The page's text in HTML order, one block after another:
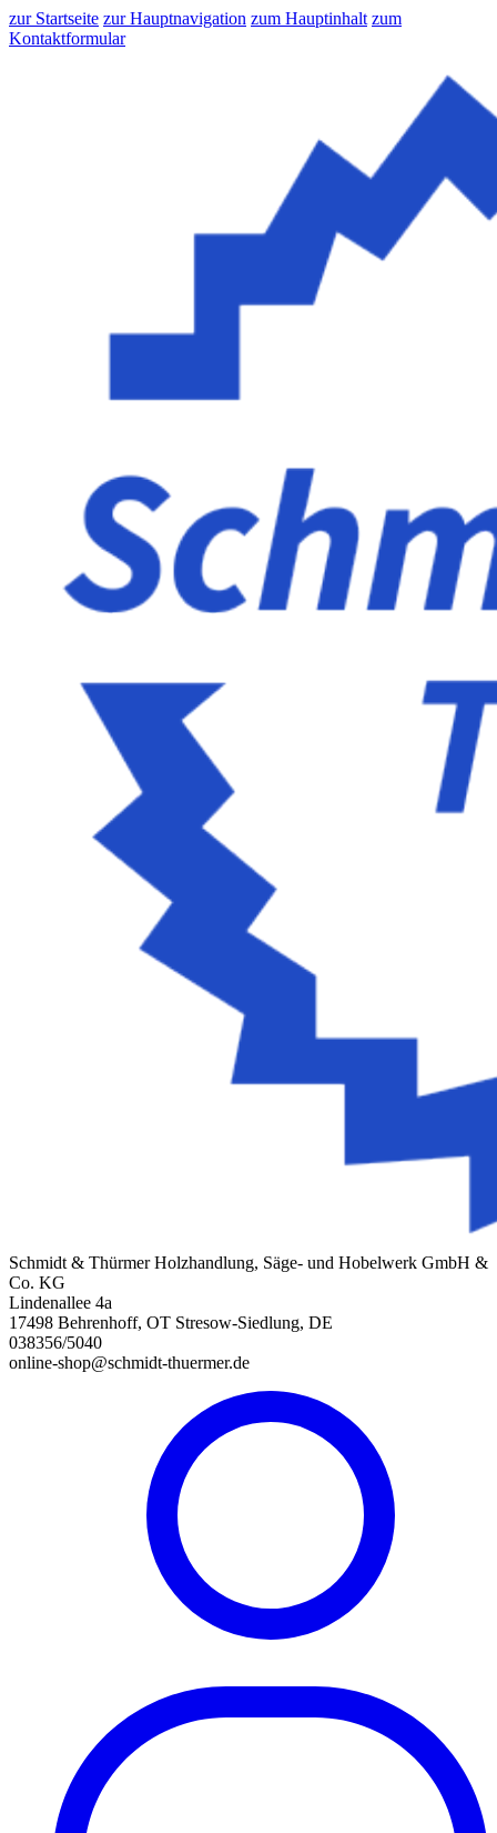
zur Startseite zur Hauptnavigation zum Hauptinhalt zum
Kontaktformular
Schmidt & Thürmer Holzhandlung, Säge- und Hobelwerk GmbH &
Co. KG
Lindenallee 4a
17498 Behrenhoff, OT Stresow-Siedlung, DE
038356/5040
online-shop@schmidt-thuermer.de